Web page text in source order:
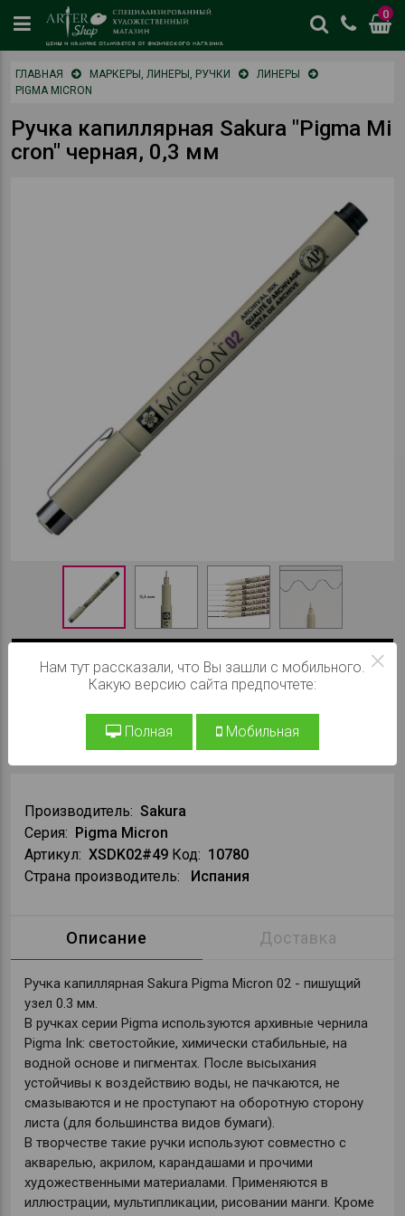
0
цены
от
ГЛАВНАЯ МАРКЕРЫ, ЛИНЕРЫ, РУЧКИ
ЛИНЕРЫ
PIGMA MICRON
Ручка капиллярная Sakura "Pigma Mi
cron" черная, 0,3 мм
При заказе на сайте: 299 ₽
Производитель: Sakura
Серия: Pigma Micron
Артикул: XSDK02#49 Код: 10780
Страна производитель:
Испания
Описание Доставка
Ручка капиллярная Sakura Pigma Micron 02 - пишущий
узел 0.3 мм.
В ручках серии Pigma используются архивные чернила
Pigma Ink: светостойкие, химически стабильные, на
водной основе и пигментах. После высыхания
устойчивы к воздействию воды, не пачкаются, не
смазываются и не проступают на оборотную сторону
листа (для большинства видов бумаги).
В творчестве такие ручки используют совместно с
акварелью, акрилом, карандашами и прочими
художественными материалами. Применяются в
иллюстрации, мультипликации, рисовании манги. Кроме
×
Нам тут рассказали, что Вы зашли с мобильного.
Какую версию сайта предпочтете:
Полная Мобильная